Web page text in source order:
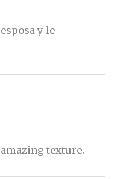
y le
texture.